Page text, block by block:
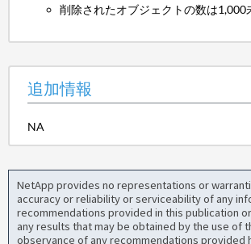
削除されたオブジェクトの数は1,000
追加情報
NA
NetApp provides no representations or
accuracy or reliability or serviceability of any
recommendations provided in this publication
any results that may be obtained by the use of
observance of any recommendations provided